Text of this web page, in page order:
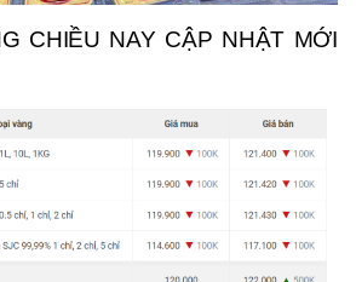
CHIỀU NAY CẬP NHẬT MỚI